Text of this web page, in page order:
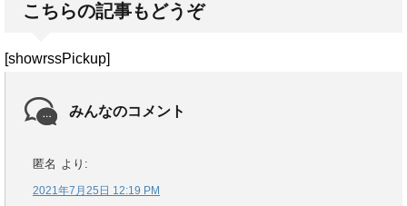
こちらの記事もどうぞ
[showrssPickup]
みんなのコメント
匿名 より:
2021年7月25日 12:19 PM